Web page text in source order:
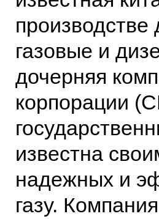
производстве
газовые и
дочерняя
корпорации
известна
надежных и
газу.